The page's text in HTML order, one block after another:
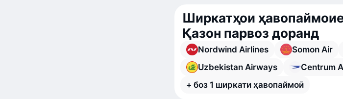
Ширкатҳои
Қазон парвоз доранд
Nordwind Airlines Somon Air
Uzbekistan Airways
Centrum
+ боз 1 ширкати ҳавопаймоӣ